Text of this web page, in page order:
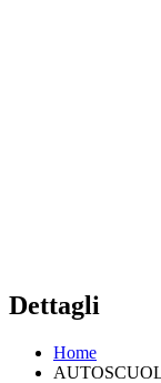
Dettagli
Home